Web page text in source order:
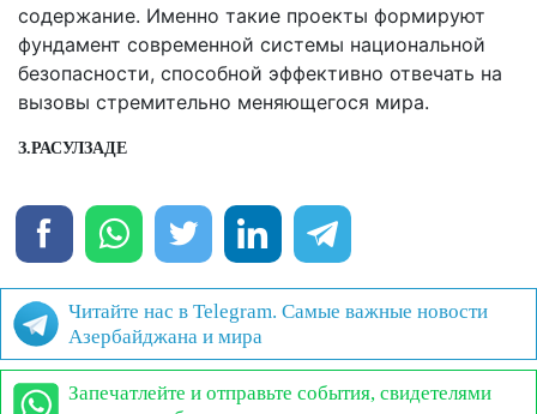
содержание. Именно такие проекты формируют
фундамент современной системы национальной
безопасности, способной эффективно отвечать на
вызовы стремительно меняющегося мира.
З.РАСУЛЗАДЕ
Читайте нас в Telegram. Самые важные новости
Азербайджана и мира
Запечатлейте и отправьте события, свидетелями